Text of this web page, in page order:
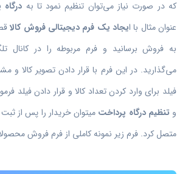
که در صورت نیاز می‌توان تنظیم نمود تا به
عنوان مثال با ایجاد یک فرم دیجیتالی فروش کالا
به فروش برسانید و فرم مربوطه را در کانال
می‌گذارید. در این فرم با قرار دادن تصویر کالا
فیلد برای وارد کردن تعداد کالا و قرار دادن فیلد
و تنظیم درگاه پرداخت میتوان خریدار را پس از
متصل کرد. فرم زیر نمونه کاملی از فرم فروش